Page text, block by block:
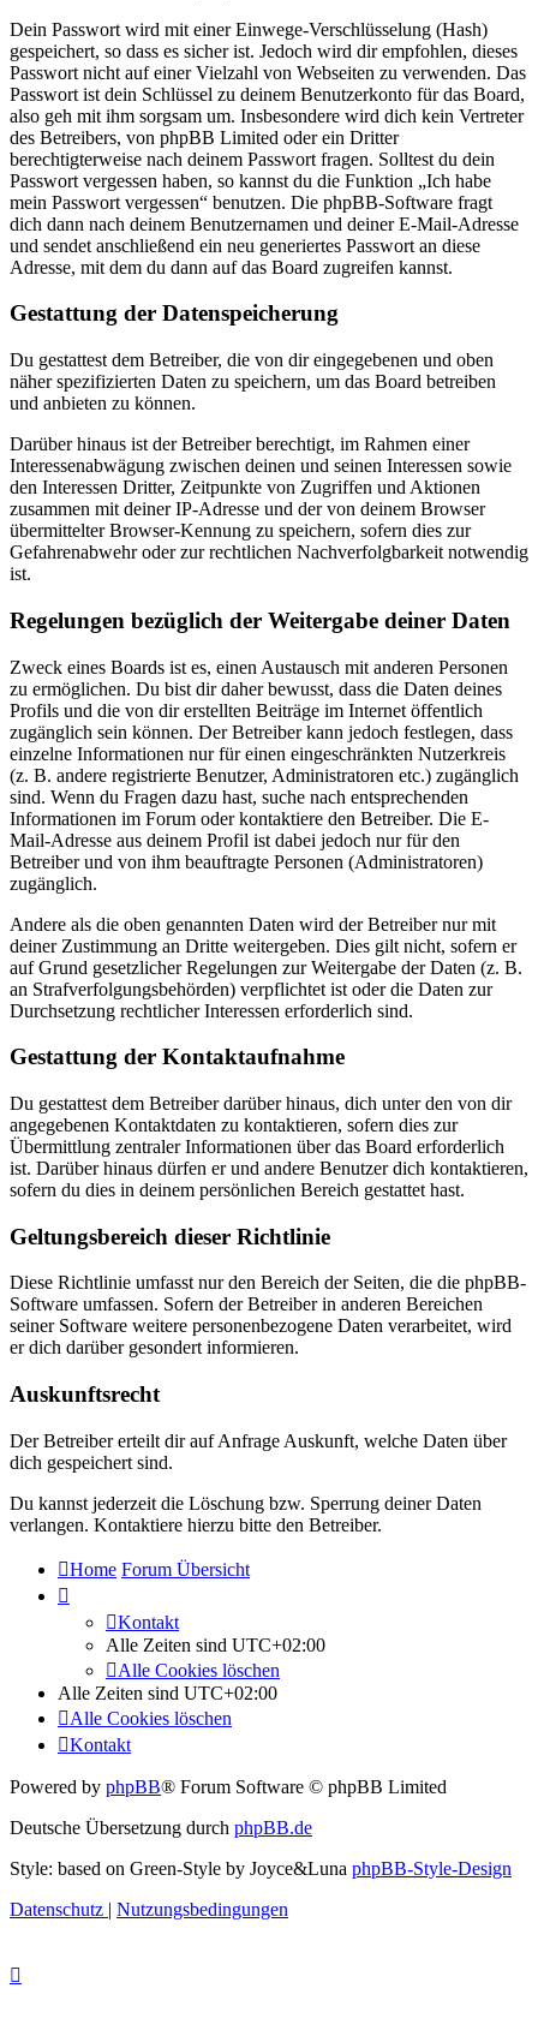
Dein Passwort wird mit einer Einwege-Verschlüsselung (Hash)
gespeichert, so dass es sicher ist. Jedoch wird dir empfohlen, dieses
Passwort nicht auf einer Vielzahl von Webseiten zu verwenden. Das
Passwort ist dein Schlüssel zu deinem Benutzerkonto für das Board,
also geh mit ihm sorgsam um. Insbesondere wird dich kein Vertreter
des Betreibers, von phpBB Limited oder ein Dritter
berechtigterweise nach deinem Passwort fragen. Solltest du dein
Passwort vergessen haben, so kannst du die Funktion „Ich habe
mein Passwort vergessen“ benutzen. Die phpBB-Software fragt
dich dann nach deinem Benutzernamen und deiner E-Mail-Adresse
und sendet anschließend ein neu generiertes Passwort an diese
Adresse, mit dem du dann auf das Board zugreifen kannst.
Gestattung der Datenspeicherung
Du gestattest dem Betreiber, die von dir eingegebenen und oben
näher spezifizierten Daten zu speichern, um das Board betreiben
und anbieten zu können.
Darüber hinaus ist der Betreiber berechtigt, im Rahmen einer
Interessenabwägung zwischen deinen und seinen Interessen sowie
den Interessen Dritter, Zeitpunkte von Zugriffen und Aktionen
zusammen mit deiner IP-Adresse und der von deinem Browser
übermittelter Browser-Kennung zu speichern, sofern dies zur
Gefahrenabwehr oder zur rechtlichen Nachverfolgbarkeit notwendig
ist.
Regelungen bezüglich der Weitergabe deiner Daten
Zweck eines Boards ist es, einen Austausch mit anderen Personen
zu ermöglichen. Du bist dir daher bewusst, dass die Daten deines
Profils und die von dir erstellten Beiträge im Internet öffentlich
zugänglich sein können. Der Betreiber kann jedoch festlegen, dass
einzelne Informationen nur für einen eingeschränkten Nutzerkreis
(z. B. andere registrierte Benutzer, Administratoren etc.) zugänglich
sind. Wenn du Fragen dazu hast, suche nach entsprechenden
Informationen im Forum oder kontaktiere den Betreiber. Die E-
Mail-Adresse aus deinem Profil ist dabei jedoch nur für den
Betreiber und von ihm beauftragte Personen (Administratoren)
zugänglich.
Andere als die oben genannten Daten wird der Betreiber nur mit
deiner Zustimmung an Dritte weitergeben. Dies gilt nicht, sofern er
auf Grund gesetzlicher Regelungen zur Weitergabe der Daten (z. B.
an Strafverfolgungsbehörden) verpflichtet ist oder die Daten zur
Durchsetzung rechtlicher Interessen erforderlich sind.
Gestattung der Kontaktaufnahme
Du gestattest dem Betreiber darüber hinaus, dich unter den von dir
angegebenen Kontaktdaten zu kontaktieren, sofern dies zur
Übermittlung zentraler Informationen über das Board erforderlich
ist. Darüber hinaus dürfen er und andere Benutzer dich kontaktieren,
sofern du dies in deinem persönlichen Bereich gestattet hast.
Geltungsbereich dieser Richtlinie
Diese Richtlinie umfasst nur den Bereich der Seiten, die die phpBB-
Software umfassen. Sofern der Betreiber in anderen Bereichen
seiner Software weitere personenbezogene Daten verarbeitet, wird
er dich darüber gesondert informieren.
Auskunftsrecht
Der Betreiber erteilt dir auf Anfrage Auskunft, welche Daten über
dich gespeichert sind.
Du kannst jederzeit die Löschung bzw. Sperrung deiner Daten
verlangen. Kontaktiere hierzu bitte den Betreiber.
Home Forum Übersicht
Kontakt
Alle Zeiten sind UTC+02:00
Alle Cookies löschen
Alle Zeiten sind UTC+02:00
Alle Cookies löschen
Kontakt
Powered by phpBB® Forum Software © phpBB Limited
Deutsche Übersetzung durch phpBB.de
Style: based on Green-Style by Joyce&Luna phpBB-Style-Design
Datenschutz | Nutzungsbedingungen